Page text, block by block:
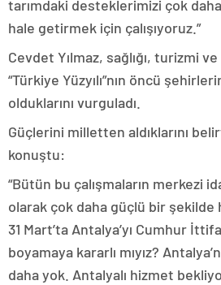
tarımdaki desteklerimizi çok
hale getirmek için çalışıyoruz.”
Cevdet Yılmaz, sağlığı, turizmi ve
“Türkiye Yüzyılı”nın öncü
olduklarını vurguladı.
Güçlerini milletten aldıklarını
konuştu:
“Bütün bu çalışmaların merkezi
olarak çok daha güçlü bir şekilde
31 Mart’ta Antalya’yı Cumhur
boyamaya kararlı mıyız?
daha yok. Antalyalı hizmet